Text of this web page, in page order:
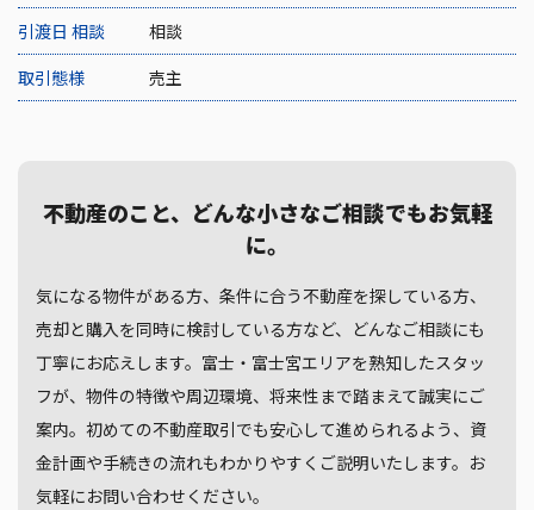
引渡日 相談
相談
取引態様
売主
不動産のこと、どんな小さなご相談でもお気軽
に。
気になる物件がある方、条件に合う不動産を探している方、
売却と購入を同時に検討している方など、どんなご相談にも
丁寧にお応えします。富士・富士宮エリアを熟知したスタッ
フが、物件の特徴や周辺環境、将来性まで踏まえて誠実にご
案内。初めての不動産取引でも安心して進められるよう、資
金計画や手続きの流れもわかりやすくご説明いたします。お
気軽にお問い合わせください。